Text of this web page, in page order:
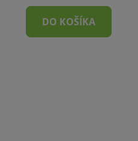
DO KOŠÍKA